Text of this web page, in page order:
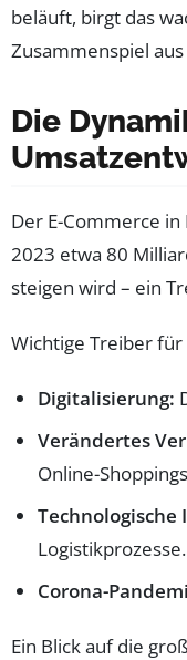
beläuft, birgt das
Zusammenspiel
Die
Der E-Commerce
2023 etwa 80
steigen wird – ein
Wichtige Treiber
Digitalisierung:
Verändertes
Online-
Logistikprozesse.
Corona-
Ein Blick auf die